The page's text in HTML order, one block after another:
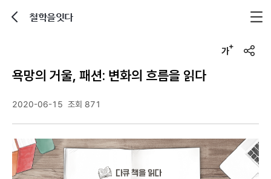
철학을잇다
u
욕망의 거울, 패션: 변화의 흐름을 읽다
2020-06-15 조회 871